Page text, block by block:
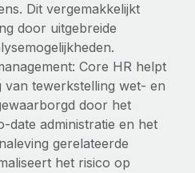
IT-middelen
op
over
Dit vergemakkelijkt
door uitgebreide
Core HR helpt
van tewerkstelling wet- en
door het
date administratie en het
gerelateerde
het risico op